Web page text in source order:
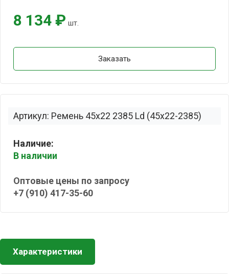
Артикул: Ремень 45x22 2385 Ld (45х22-2385)
Наличие:
В наличии
Оптовые цены по запросу
+7 (910) 417-35-60
8 134 ₽ шт.
Заказать
Характеристики